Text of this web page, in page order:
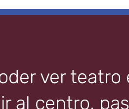
ver teatro
al centro,